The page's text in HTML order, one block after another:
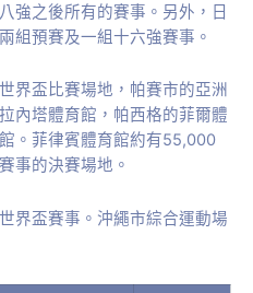
強之後所有的賽事。另外，日
組預賽及一組十六強賽事。
界盃比賽場地，帕賽市的亞洲
內塔體育館，帕西格的菲爾體
。菲律賓體育館約有55,000
事的決賽場地。
界盃賽事。沖繩市綜合運動場